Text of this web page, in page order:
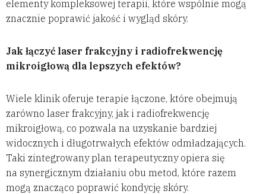
elementy kompleksowej terapii, które wspólnie mogą
znacznie poprawić jakość i wygląd skóry.
Jak łączyć laser frakcyjny i radiofrekwencję
mikroigłową dla lepszych efektów?
Wiele klinik oferuje terapie łączone, które obejmują
zarówno laser frakcyjny, jak i radiofrekwencję
mikroigłową, co pozwala na uzyskanie bardziej
widocznych i długotrwałych efektów odmładzających.
Taki zintegrowany plan terapeutyczny opiera się
na synergicznym działaniu obu metod, które razem
mogą znacząco poprawić kondycję skóry.